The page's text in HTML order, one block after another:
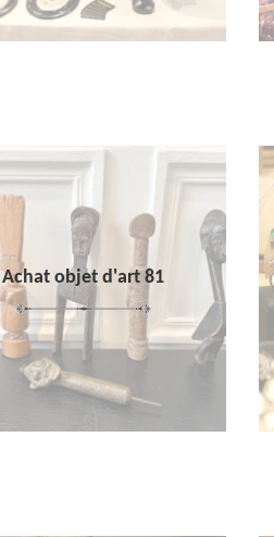
Achat objet d'art 81